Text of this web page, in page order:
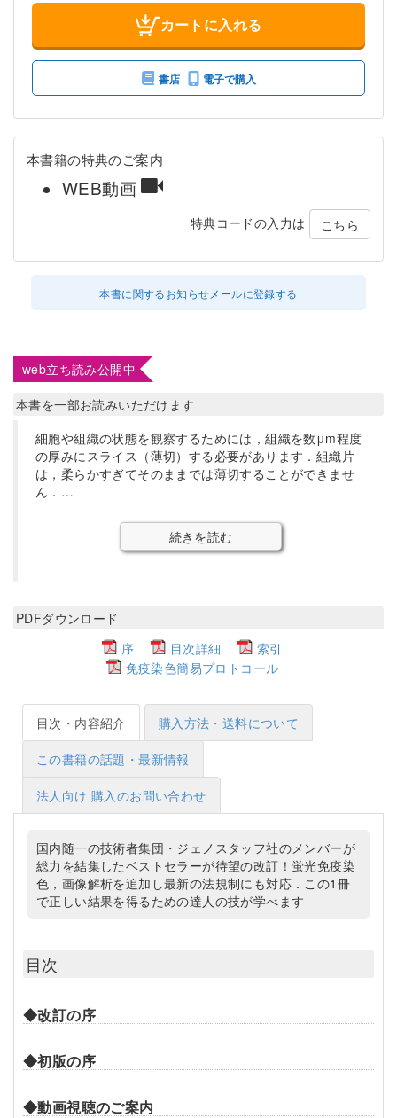
カートに入れる
書店 電子で購入
本書籍の特典のご案内
WEB動画
特典コードの入力は こちら
本書に関するお知らせメールに登録する
web立ち読み公開中
本書を一部お読みいただけます
細胞や組織の状態を観察するためには，組織を数μm程度
の厚みにスライス（薄切）する必要があります．組織片
は，柔らかすぎてそのままでは薄切することができませ
ん．…
続きを読む
PDFダウンロード
序
目次詳細
索引
免疫染色簡易プロトコール
目次・内容紹介 購入方法・送料について
この書籍の話題・最新情報
法人向け 購入のお問い合わせ
国内随一の技術者集団・ジェノスタッフ社のメンバーが
総力を結集したベストセラーが待望の改訂！蛍光免疫染
色，画像解析を追加し最新の法規制にも対応．この1冊
で正しい結果を得るための達人の技が学べます
目次
◆改訂の序
◆初版の序
◆動画視聴のご案内